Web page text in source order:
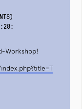
:
Workshop!